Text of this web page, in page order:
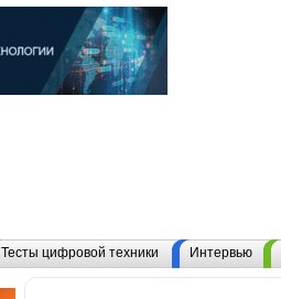
Тесты цифровой техники Интервью